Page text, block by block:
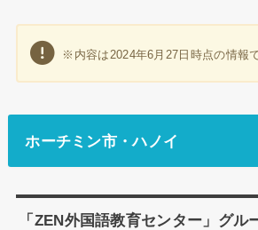
※内容は2024年6月27日時点の情報で
ホーチミン市・ハノイ
「ZEN外国語教育センター」グル